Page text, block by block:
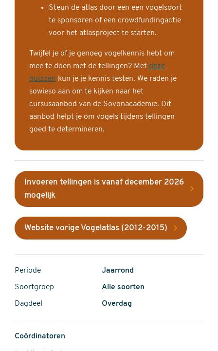
Steun de atlas door een een vogelsoort
te sponsoren of een crowdfundingactie
voor het atlasproject te starten.
Twijfel je of je genoeg vogelkennis hebt om
mee te doen met de tellingen? Met deze
quizzen kun je je kennis testen. We raden je
sowieso aan om te kijken naar het
cursusaanbod van de Sovonacademie. Dit
aanbod helpt je om vogels tijdens tellingen
goed te determineren.
Invoeren tellingen is vanaf december 2026
mogelijk
Website vorige Vogelatlas (2012-2015)
Periode Jaarrond
Soortgroep Alle soorten
Dagdeel Overdag
Coördinatoren